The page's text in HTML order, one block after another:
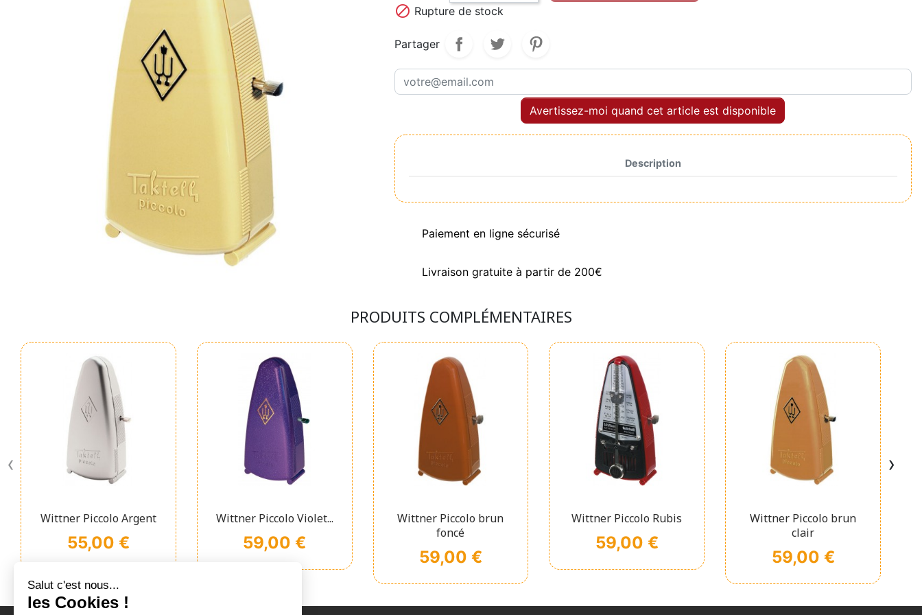
 Rupture de stock
Partager
Avertissez-moi quand cet article est disponible
Description
Paiement en ligne sécurisé
Livraison gratuite à partir de 200€
PRODUITS COMPLÉMENTAIRES
Wittner Piccolo Argent
Prix
55,00 €
Wittner Piccolo Violet...
Prix
59,00 €
Wittner Piccolo brun
foncé
Prix
59,00 €
Wittner Piccolo Rubis
Prix
59,00 €
Wittner Piccolo brun
clair
Prix
59,00 €
‹ ›
Salut c'est nous...
les Cookies !